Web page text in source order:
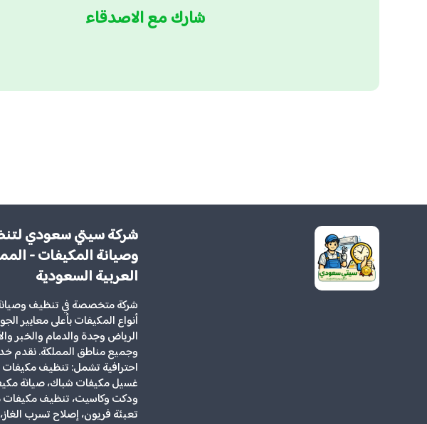
شارك مع الاصدقاء
شركة سيتي سعودي
وصيانة المكيفات -
العربية السعودية
شركة متخصصة في تنظيف
أنواع المكيفات بأعلى معايير
الرياض وجدة والدمام والخبر
وجميع مناطق المملكة. نقدم
احترافية تشمل: تنظيف
غسيل مكيفات شباك، صيانة
ودكت وكاسيت، تنظيف مكيفات
تعبئة فريون، إصلاح تسرب